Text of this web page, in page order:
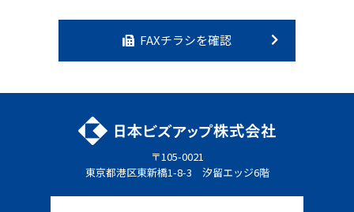
FAXチラシを確認
〒105-0021
東京都港区東新橋1-8-3 汐留エッジ6階